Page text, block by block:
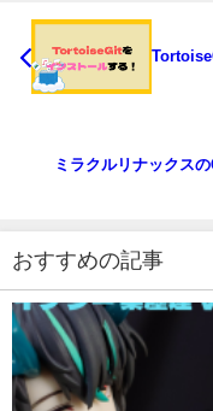
ミラクルリナックス
おすすめの記事